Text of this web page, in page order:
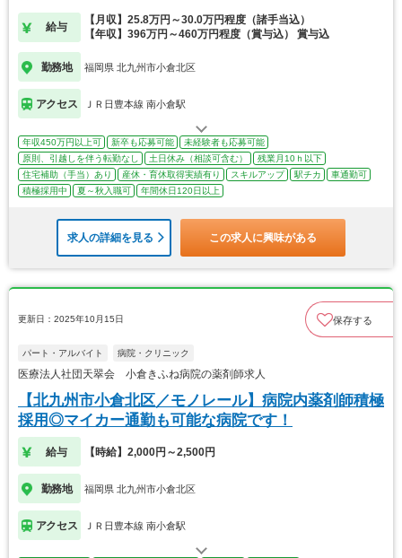
給与
【月収】25.8万円～30.0万円程度（諸手当込）
【年収】396万円～460万円程度（賞与込） 賞与込
勤務地 福岡県 北九州市小倉北区
アクセス ＪＲ日豊本線 南小倉駅
年収450万円以上可 新卒も応募可能
未経験者も応募可能
原則、引越しを伴う転勤なし
土日休み（相談可含む）
残業月10ｈ以下
住宅補助（手当）あり
産休・育休取得実績有り スキルアップ 駅チカ
車通勤可
積極採用中
夏～秋入職可 年間休日120日以上
求人の詳細を見る この求人に興味がある
更新日：2025年10月15日 保存する
パート・アルバイト 病院・クリニック
医療法人社団天翠会 小倉きふね病院の薬剤師求人
【北九州市小倉北区／モノレール】病院内薬剤師積極
採用◎マイカー通勤も可能な病院です！
給与 【時給】2,000円～2,500円
勤務地 福岡県 北九州市小倉北区
アクセス ＪＲ日豊本線 南小倉駅